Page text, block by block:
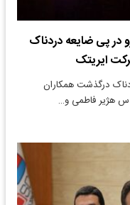
در پی ضایعه دردناک
ایریتک
درگذشت همکاران
هژیر فاطمی و…